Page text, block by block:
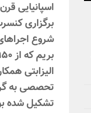
شروع
تحصصی به
تشکیل شده